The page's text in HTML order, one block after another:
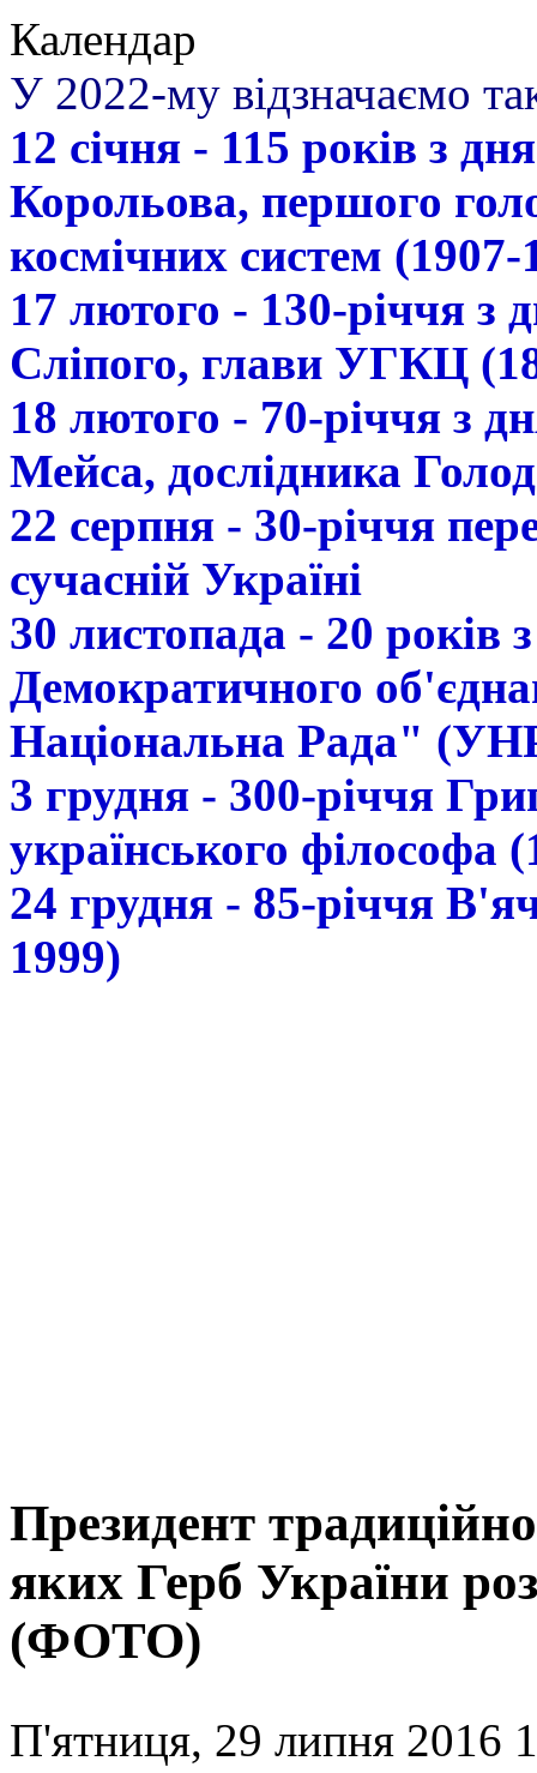
Календар
У 2022-му відзначаємо
12 січня - 115 років з
Корольова, першого
космічних систем (1907-
17 лютого - 130-річчя з
Сліпого, глави УГКЦ
18 лютого - 70-річчя з
Мейса, дослідника
22 серпня - 30-річчя
сучасній Україні
30 листопада - 20 років
Демократичного
Національна Рада"
3 грудня - 300-річчя
українського філософа
24 грудня - 85-річчя
1999)
Президент
яких Герб України
(ФОТО)
П'ятниця, 29 липня 2016